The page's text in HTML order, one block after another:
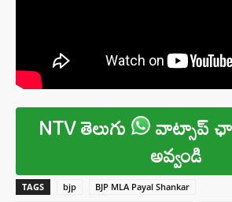
NTV తెలుగు వాట్సాప్
అవ్వండి
TAGS bjp
BJP MLA Payal Shankar